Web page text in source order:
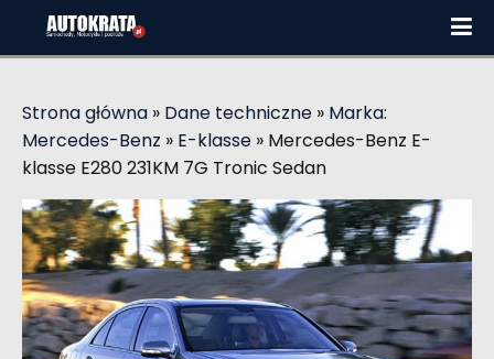
Strona główna » Dane techniczne » Marka:
Mercedes-Benz » E-klasse » Mercedes-Benz E-
klasse E280 231KM 7G Tronic Sedan